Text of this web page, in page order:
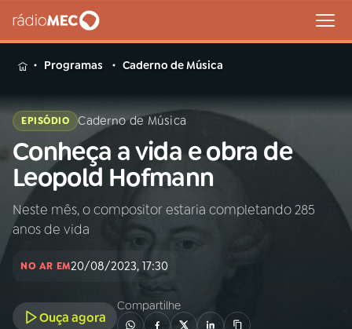
MENU
Buscar
na
Rádio
MEC
Buscar
Início
Programas Caderno de Música
EPISÓDIO Caderno de Música
Conheça a vida e obra de
Leopold Hofmann
Neste mês, o compositor estaria completando 285
anos de vida
NO AR EM20/08/2023, 17:30
Ouça agora
Compartilhe